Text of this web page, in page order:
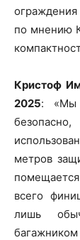
ограждения
по мнению
Кристоф
2025: «Мы
метров
всего
лишь